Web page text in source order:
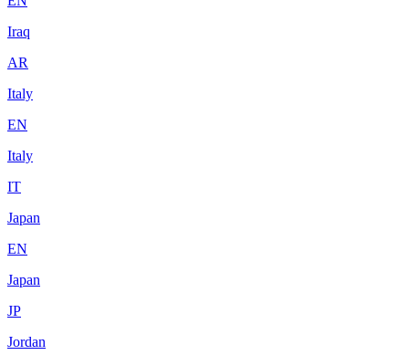
Iraq
AR
Italy
EN
Italy
IT
Japan
EN
Japan
JP
Jordan